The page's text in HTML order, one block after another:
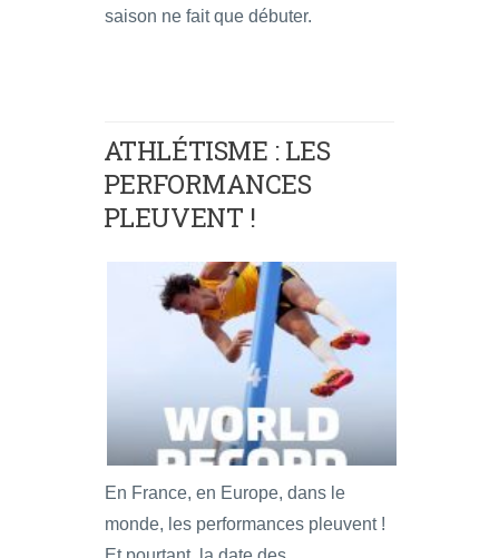
saison ne fait que débuter.
ATHLÉTISME : LES
PERFORMANCES
PLEUVENT !
En France, en Europe, dans le
monde, les performances pleuvent !